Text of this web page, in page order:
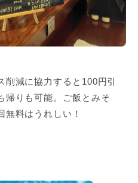
削減に協力すると100円引
帰りも可能。ご飯とみそ
料はうれしい！